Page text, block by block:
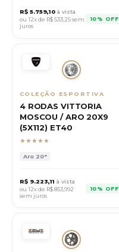
R$ 5.759,10 à vista
ou 12x de R$533,25sem
juros
10% OFF
COLEÇÃO ESPORTIVA
4 RODAS VITTORIA
MOSCOU / ARO 20X9
(5X112) ET40
★★★★★
Aro 20"
R$ 9.223,11 à vista
ou 12x de R$853,992
sem juros
10% OFF